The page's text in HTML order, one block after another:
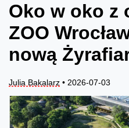
Oko w oko z
ZOO
nową
Julia Bakalarz • 2026-07-03